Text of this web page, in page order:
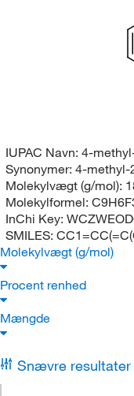
IUPAC Navn: 4-
Synonymer: 4-methyl-
Molekylvægt (g/mol):
Molekylformel:
InChi Key:
SMILES:
Molekylvægt (g/mol)
Procent renhed
Mængde
Snævre resultater